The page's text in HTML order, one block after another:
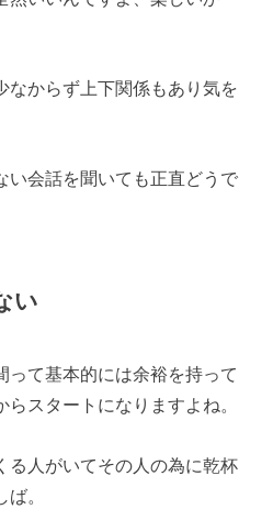
なからず上下関係もあり気を
い会話を聞いても正直どうで
い
って基本的には余裕を持って
スタートになりますよね。
る人がいてその人の為に乾杯
。